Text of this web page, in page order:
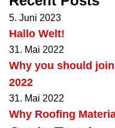
5. Juni 2023
Hallo Welt!
31. Mai 2022
Why you should
2022
31. Mai 2022
Why Roofing